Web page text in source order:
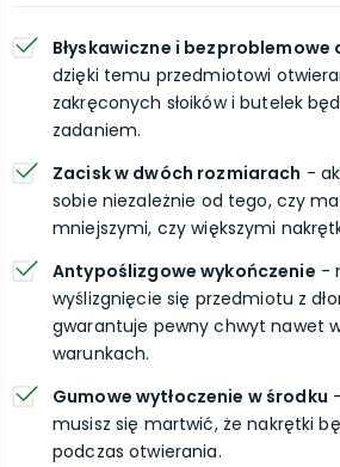
Błyskawiczne i bezproblemowe
dzięki temu przedmiotowi
zakręconych słoików i butelek
zadaniem.
Zacisk w dwóch rozmiarach -
sobie niezależnie od tego, czy
mniejszymi, czy większymi
Antypoślizgowe wykończenie -
wyślizgnięcie się przedmiotu z
gwarantuje pewny chwyt nawet
warunkach.
Gumowe wytłoczenie w środku
musisz się martwić, że nakrętki
podczas otwierania.